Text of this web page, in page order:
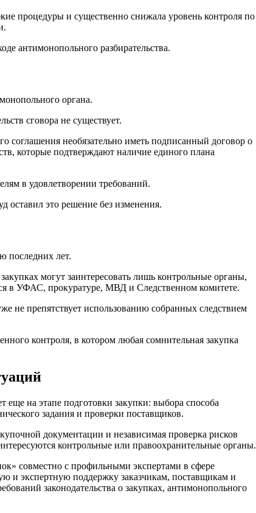
процедуры и существенно снижала уровень контроля по
антимонопольного разбирательства.
органа.
сговора не существует.
соглашения необязательно иметь подписанный договор о
которые подтверждают наличие единого плана
в удовлетворении требований.
это решение без изменения.
последних лет.
могут заинтересовать лишь контрольные органы,
в УФАС, прокуратуре, МВД и Следственном комитете.
не препятствует использованию собранных следствием
контроля, в котором любая сомнительная закупка
еще на этапе подготовки закупки: выбора способа
задания и проверки поставщиков.
документации и независимая проверка рисков
контрольные или правоохранительные органы.
совместно с профильными экспертами в сфере
и экспертную поддержку заказчикам, поставщикам и
законодательства о закупках, антимонопольного